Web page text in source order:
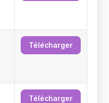
Télécharger
Télécharger